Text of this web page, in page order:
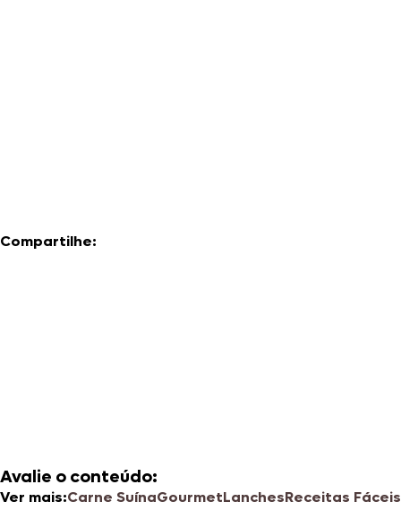
Compartilhe:
Avalie o conteúdo:
Ver mais:Carne SuínaGourmetLanchesReceitas Fáceis